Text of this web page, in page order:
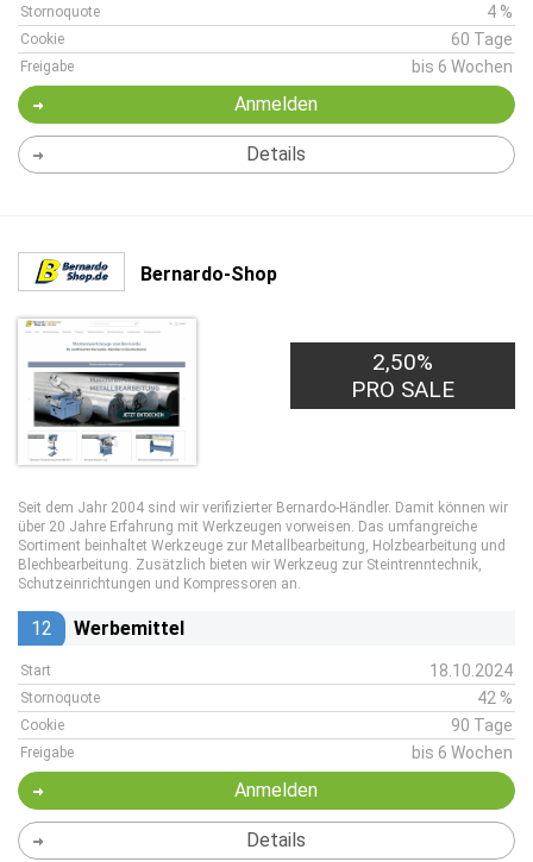
Stornoquote 4 %
Cookie 60 Tage
Freigabe bis 6 Wochen
Anmelden
Details
Bernardo-Shop
2,50%
PRO SALE
Seit dem Jahr 2004 sind wir verifizierter Bernardo-Händler. Damit können wir
über 20 Jahre Erfahrung mit Werkzeugen vorweisen. Das umfangreiche
Sortiment beinhaltet Werkzeuge zur Metallbearbeitung, Holzbearbeitung und
Blechbearbeitung. Zusätzlich bieten wir Werkzeug zur Steintrenntechnik,
Schutzeinrichtungen und Kompressoren an.
12 Werbemittel
Start 18.10.2024
Stornoquote 42 %
Cookie 90 Tage
Freigabe bis 6 Wochen
Anmelden
Details